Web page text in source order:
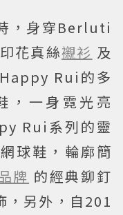
，身穿Berluti
花真絲襯衫 及
Rui的多
，一身霓光亮
Rui系列的靈
球鞋，輪廓簡
牌 的經典鉚釘
，另外，自201